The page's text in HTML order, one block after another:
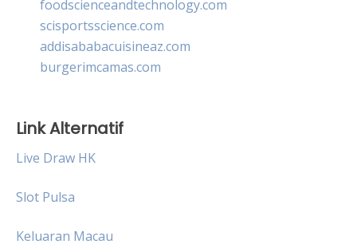
foodscienceandtechnology.com
scisportsscience.com
addisababacuisineaz.com
burgerimcamas.com
Link Alternatif
Live Draw HK
Slot Pulsa
Keluaran Macau